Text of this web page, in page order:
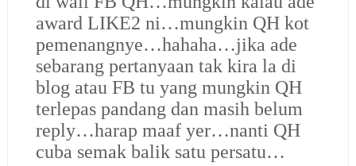
award LIKE2 ni…mungkin QH kot
pemenangnye…hahaha…jika ade
sebarang pertanyaan tak kira la di
blog atau FB tu yang mungkin QH
terlepas pandang dan masih belum
reply…harap maaf yer…nanti QH
cuba semak balik satu persatu…